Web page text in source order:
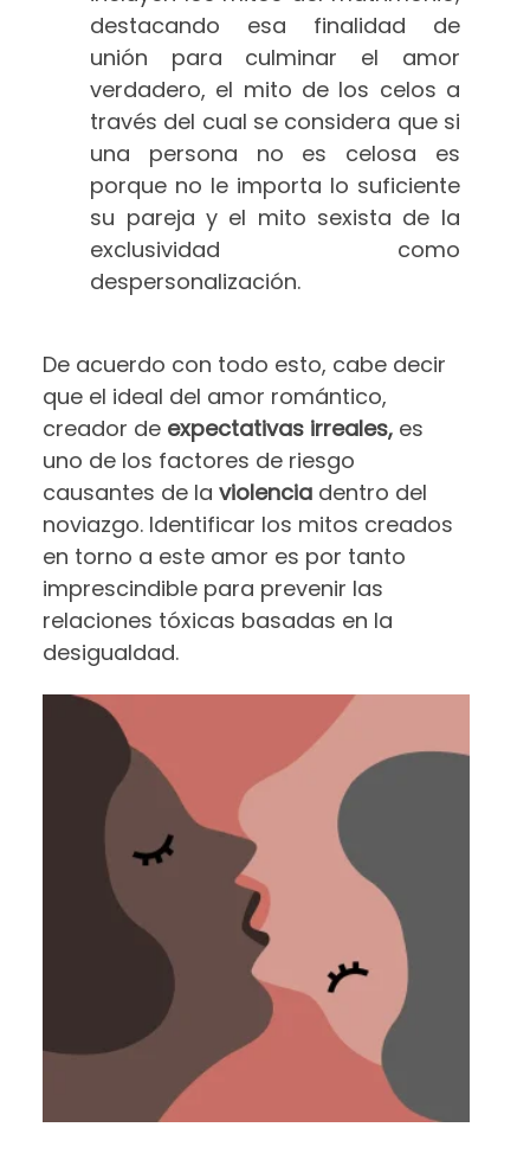
destacando esa finalidad de
unión para culminar el amor
verdadero, el mito de los celos a
través del cual se considera que si
una persona no es celosa es
porque no le importa lo suficiente
su pareja y el mito sexista de la
exclusividad como
despersonalización.
De acuerdo con todo esto, cabe decir
que el ideal del amor romántico,
creador de expectativas irreales, es
uno de los factores de riesgo
causantes de laviolencia dentro del
noviazgo. Identificar los mitos creados
en torno a este amor es por tanto
imprescindible para prevenir las
relaciones tóxicas basadas en la
desigualdad.